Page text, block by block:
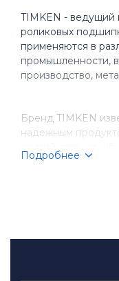
TIMKEN - ведущий
роликовых
применяются в
промышленности,
производство,
Бренд TIMKEN
надежным
оборудования.
Подробнее